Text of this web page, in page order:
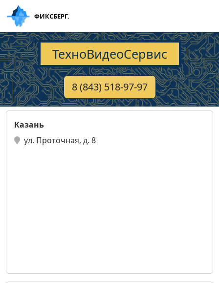
ФИКСБЕРГ.
ТехноВидеоСервис
8 (843) 518-97-97
Казань
ул. Проточная, д. 8